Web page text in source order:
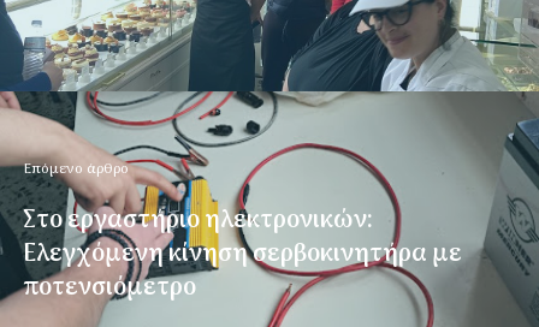
Επόμενο άρθρο
Στο εργαστήριο ηλεκτρονικών:
Ελεγχόμενη κίνηση σερβοκινητήρα με
ποτενσιόμετρο